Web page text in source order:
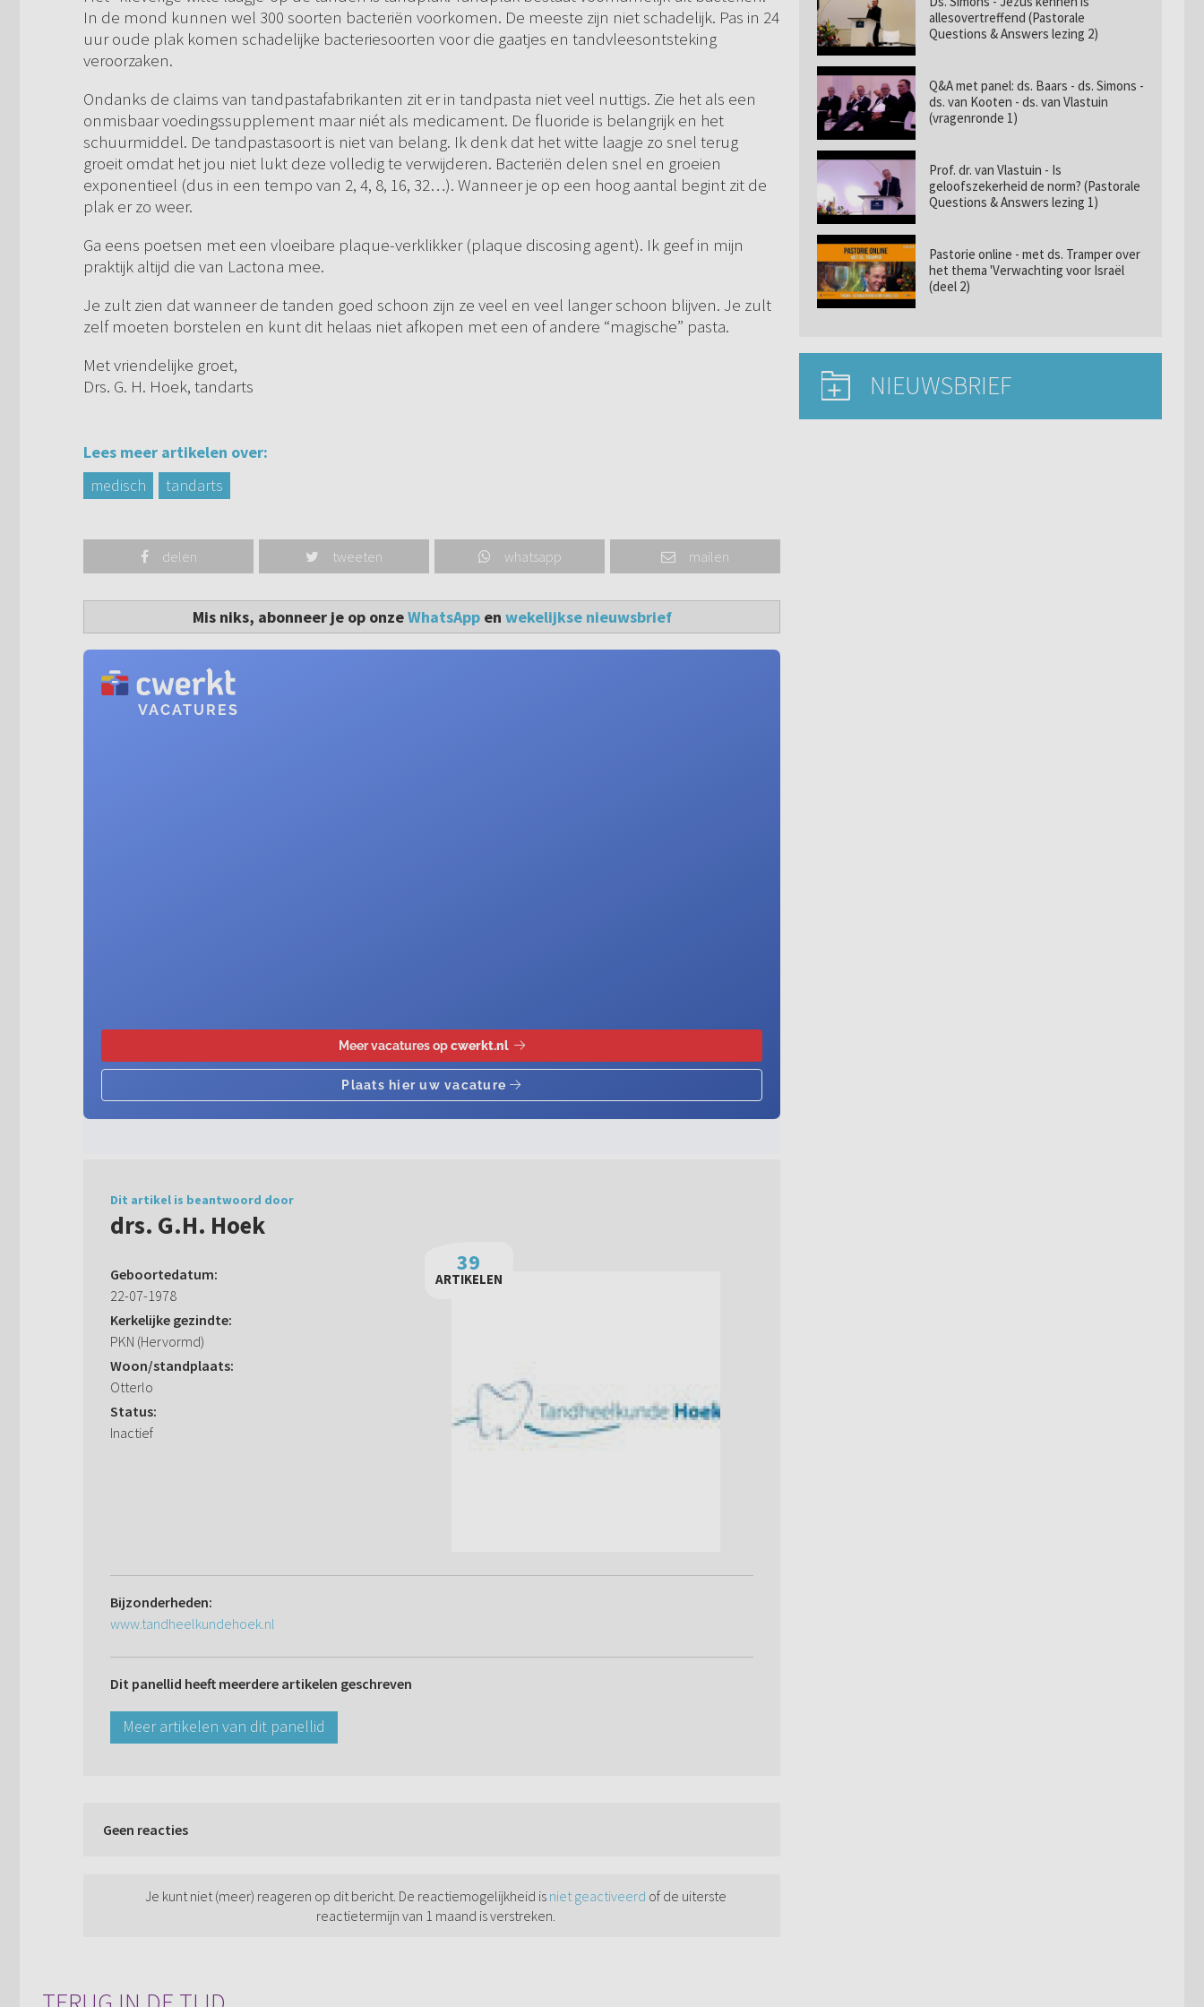
In de mond kunnen wel 300 soorten bacteriën voorkomen. De meeste zijn niet schadelijk. Pas in 24
uur oude plak komen schadelijke bacteriesoorten voor die gaatjes en tandvleesontsteking
veroorzaken.
Ondanks de claims van tandpastafabrikanten zit er in tandpasta niet veel nuttigs. Zie het als een
onmisbaar voedingssupplement maar niét als medicament. De fluoride is belangrijk en het
schuurmiddel. De tandpastasoort is niet van belang. Ik denk dat het witte laagje zo snel terug
groeit omdat het jou niet lukt deze volledig te verwijderen. Bacteriën delen snel en groeien
exponentieel (dus in een tempo van 2, 4, 8, 16, 32…). Wanneer je op een hoog aantal begint zit de
plak er zo weer.
Ga eens poetsen met een vloeibare plaque-verklikker (plaque discosing agent). Ik geef in mijn
praktijk altijd die van Lactona mee.
Je zult zien dat wanneer de tanden goed schoon zijn ze veel en veel langer schoon blijven. Je zult
zelf moeten borstelen en kunt dit helaas niet afkopen met een of andere “magische” pasta.
Met vriendelijke groet,
Drs. G. H. Hoek, tandarts
Lees meer artikelen over:
medisch
tandarts
delen tweeten whatsapp mailen
Mis niks, abonneer je op onzeWhatsAppen wekelijkse nieuwsbrief
Dit artikel is beantwoord door
drs. G.H. Hoek
Geboortedatum:
22-07-1978
Kerkelijke gezindte:
PKN (Hervormd)
Woon/standplaats:
Otterlo
Status:
Inactief
39
ARTIKELEN
Bijzonderheden:
www.tandheelkundehoek.nl
Dit panellid heeft meerdere artikelen geschreven
Meer artikelen van dit panellid
Geen reacties
Je kunt niet (meer) reageren op dit bericht. De reactiemogelijkheid is niet geactiveerd of de uiterste
reactietermijn van 1 maand is verstreken.
allesovertreffend (Pastorale
Questions & Answers lezing 2)
Q&A met panel: ds. Baars - ds. Simons -
ds. van Kooten - ds. van Vlastuin
(vragenronde 1)
Prof. dr. van Vlastuin - Is
geloofszekerheid de norm? (Pastorale
Questions & Answers lezing 1)
Pastorie online - met ds. Tramper over
het thema 'Verwachting voor Israël
(deel 2)
NIEUWSBRIEF